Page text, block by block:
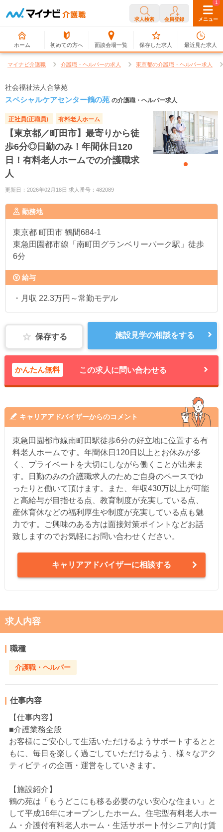
求人検索 会員登録 メニュー
ホーム 初めての方へ 面談会場一覧
0
保存した求人
1
最近見た求人
マイナビ介護職 介護職・ヘルパーの求人 東京都の介護職・ヘルパー求人
社会福祉法人合掌苑
スペシャルケアセンター鶴の苑 の介護職・ヘルパー求人
正社員(正職員) 有料老人ホーム
【東京都／町田市】最寄りから徒
歩6分◎日勤のみ！年間休日120
日！有料老人ホームでの介護職求
人
更新日：2026年02月18日 求人番号：482089
勤務地
東京都 町田市 鶴間684-1
東急田園都市線「南町田グランベリーパーク駅」徒歩
6分
給与
・月収 22.3万円～常勤モデル
保存する 施設見学の相談をする
かんたん無料 この求人に問い合わせる
キャリアアドバイザーからのコメント
東急田園都市線南町田駅徒歩6分の好立地に位置する有
料老人ホームです。年間休日120日以上とお休みが多
く、プライベートを大切にしながら働くことが出来ま
す。日勤のみの介護職求人のためご自身のペースでゆ
ったりと働いて頂けます。また、年収430万以上が可能
と高給与が目指せる点、教育制度が充実している点、
産休育休などの福利厚生や制度が充実している点も魅
力です。ご興味のある方は面接対策ポイントなどお話
致しますのでお気軽にお問い合わせください。
キャリアアドバイザーに相談する
求人内容
職種
介護職・ヘルパー
仕事内容
【仕事内容】
■介護業務全般
お客様にご安心して生活いただけるようサポートするとと
もに、毎日を楽しく過ごしていただけるよう、様々なアク
ティビティの企画・運営をしていきます。
【施設紹介】
鶴の苑は「もうどこにも移る必要のない安心な住まい」と
して平成16年にオープンしたホーム。住宅型有料老人ホー
ム・介護付有料老人ホーム・生活サポート付シニア向け賃